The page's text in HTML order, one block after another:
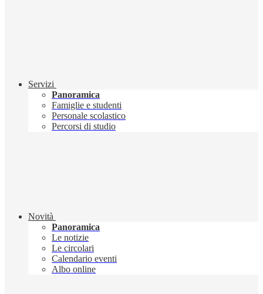
Servizi
Panoramica
Famiglie e studenti
Personale scolastico
Percorsi di studio
Novità
Panoramica
Le notizie
Le circolari
Calendario eventi
Albo online